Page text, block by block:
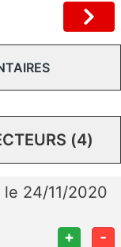
(4)
le 24/11/2020
+ -